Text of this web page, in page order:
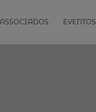
ASSOCIADOS EVENTOS